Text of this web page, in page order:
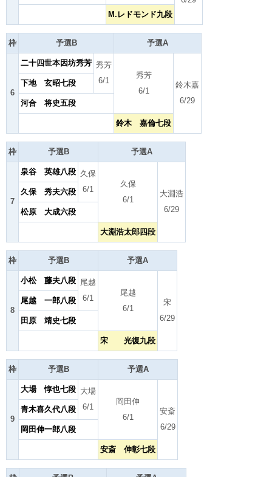
M.レドモンド九段
枠 予選B 予選A
6
二十四世本因坊秀芳 秀芳
6/1
秀芳
6/1
鈴木嘉
6/29
下地 玄昭七段
河合 将史五段
鈴木 嘉倫七段
枠 予選B 予選A
7
泉谷 英雄八段 久保
6/1
久保
6/1
大淵浩
6/29
久保 秀夫六段
松原 大成六段
大淵浩太郎四段
枠 予選B 予選A
8
小松 藤夫八段 尾越
6/1
尾越
6/1
宋
6/29
尾越 一郎八段
田原 靖史七段
宋 光復九段
枠 予選B 予選A
9
大場 惇也七段 大場
6/1
岡田伸
6/1
安斎
6/29
青木喜久代八段
岡田伸一郎八段
安斎 伸彰七段